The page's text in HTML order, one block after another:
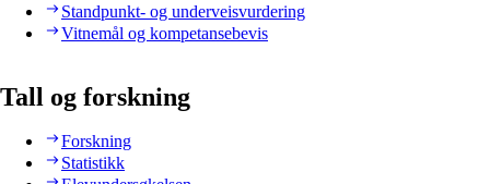
Standpunkt- og underveisvurdering
Vitnemål og kompetansebevis
Tall og forskning
Forskning
Statistikk